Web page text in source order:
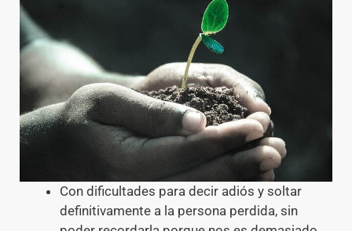
Con dificultades para decir adiós y soltar
definitivamente a la persona perdida, sin